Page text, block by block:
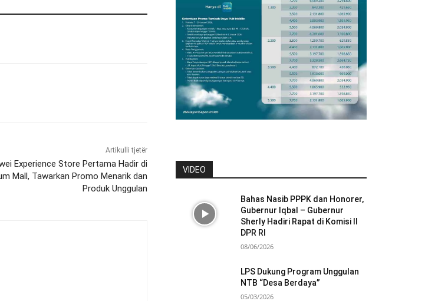
Artikulli tjetër
Experience Store Pertama Hadir di
Mall, Tawarkan Promo Menarik dan
Produk Unggulan
VIDEO
Bahas Nasib PPPK dan Honorer,
Gubernur Iqbal – Gubernur
Sherly Hadiri Rapat di Komisi II
DPR RI
08/06/2026
LPS Dukung Program Unggulan
NTB “Desa Berdaya”
05/03/2026